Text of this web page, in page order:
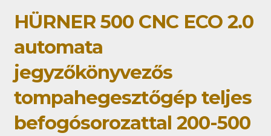
HÜRNER 500 CNC ECO 2.0
automata
jegyzőkönyvezős
tompahegesztőgép teljes
befogósorozattal 200-500